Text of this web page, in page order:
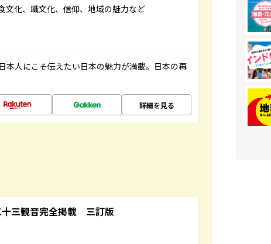
化、職文化、信仰、地域の魅力など
本人にこそ伝えたい日本の魅力が満載。日本の再
詳細を見る
三観音完全掲載 三訂版